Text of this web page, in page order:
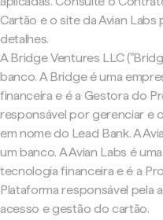
Cartão e o site da Avian Labs
detalhes.
A Bridge Ventures LLC
banco. A Bridge é uma
financeira e é a Gestora do
responsável por gerenciar e
em nome do Lead Bank. A
um banco. A Avian Labs é
tecnologia financeira e é a
Plataforma responsável pela
acesso e gestão do cartão.